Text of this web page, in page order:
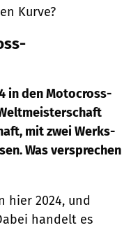
Kurve?
in den Motocross-
mit zwei Werks-
Was versprechen
hier 2024, und
handelt es